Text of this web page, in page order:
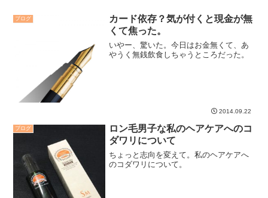
ブログ
カード依存？気が付くと現金が無
くて焦った。
いやー、驚いた。今日はお金無くて、あ
やうく無銭飲食しちゃうところだった。
2014.09.22
ブログ
ロン毛男子な私のヘアケアへのコ
ダワリについて
ちょっと志向を変えて。私のヘアケアへ
のコダワリについて。